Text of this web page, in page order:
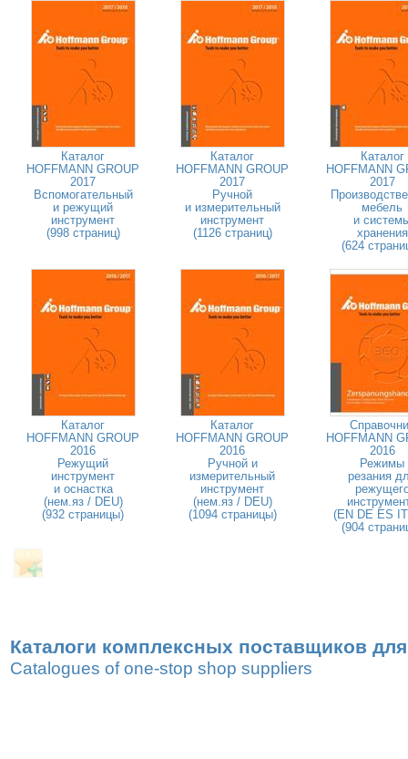
Каталог
HOFFMANN GROUP
2017
Вспомогательный
и режущий
инструмент
(998 страниц)
Каталог
HOFFMANN GROUP
2017
Ручной
и измерительный
инструмент
(1126 страниц)
Каталог
HOFFMANN
2017
мебель
и
хранения
(624
Каталог
HOFFMANN GROUP
2016
Режущий
инструмент
и оснастка
(нем.яз / DEU)
(932 страницы)
Каталог
HOFFMANN GROUP
2016
Ручной и
измерительный
инструмент
(нем.яз / DEU)
(1094 страницы)
HOFFMANN
2016
Режимы
резания
(EN DE ES
(904
Каталоги комплексных поставщиков
Catalogues of one-stop shop suppliers